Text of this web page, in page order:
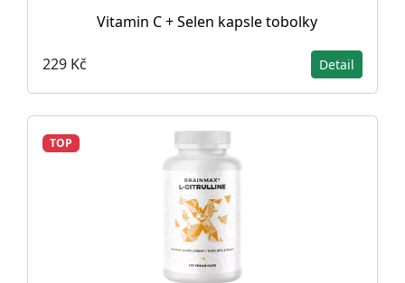
Vitamin C + Selen kapsle tobolky
229 Kč Detail
TOP